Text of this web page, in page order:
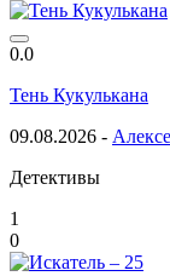
0.0
Тень Кукулькана
09.08.2026 -
Детективы
1
0